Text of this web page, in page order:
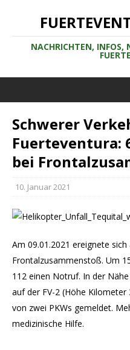
NACHRICHTEN, INFOS,
Schwerer
Fuerteventura:
bei
10. Januar 2021
Am 09.01.2021 ereignete
Frontalzusammenstoß. Um
112 einen Notruf. In der
auf der FV-2 (Höhe
von zwei PKWs gemeldet.
medizinische Hilfe.